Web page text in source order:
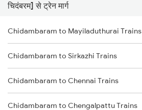
Mumbai to Pune Trains
Delhi to Jammu Trains
Mumbai to Delhi Trains
Mumbai to Goa Trains
Chennai to Coimbatore Trains
चिदंबरम] से ट्रेन मार्ग
Chidambaram to Mayiladuthurai Trains
Chidambaram to Sirkazhi Trains
Chidambaram to Chennai Trains
Chidambaram to Chengalpattu Trains